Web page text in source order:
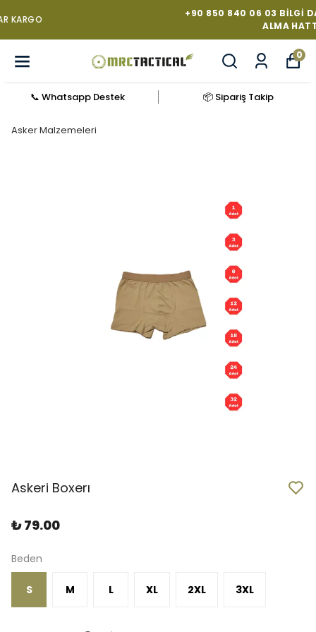
+90 850 840 06 03 BILGI DANIŞMA VE SATIN
0
📞 Whatsapp Destek 📦 Sipariş Takip
Asker Malzemeleri
Askeri Boxerı
₺ 79.00
Beden
S M L XL 2XL 3XL